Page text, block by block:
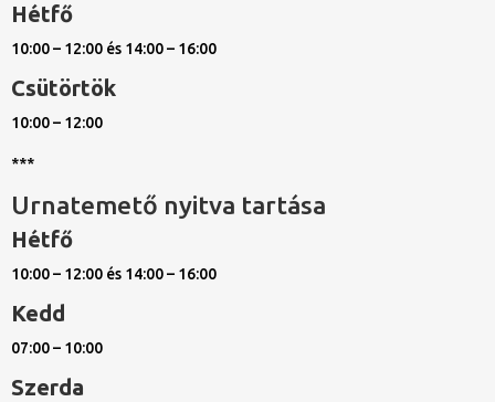
Hétfő
10:00 – 12:00 és 14:00 – 16:00
Csütörtök
10:00 – 12:00
***
Urnatemető nyitva tartása
Hétfő
10:00 – 12:00 és 14:00 – 16:00
Kedd
07:00 – 10:00
Szerda